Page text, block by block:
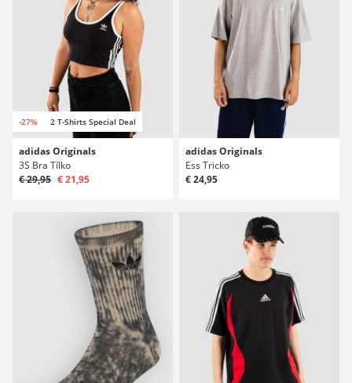
-27% 2 T-Shirts Special Deal
adidas Originals
3S Bra Tílko
€ 29,95 € 21,95
adidas Originals
Ess Tricko
€ 24,95